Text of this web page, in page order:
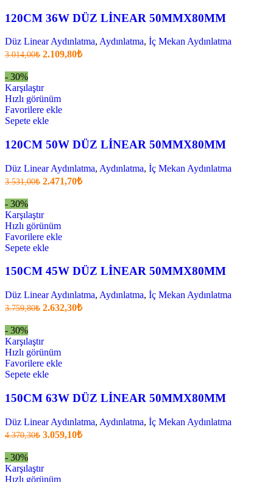
120CM 36W DÜZ LİNEAR 50MMX80MM
Düz Linear Aydınlatma, Aydınlatma, İç Mekan Aydınlatma
3.014,00₺ Orijinal
2.109,80₺Şu
- 30%
Karşılaştır
Hızlı görünüm
Favorilere ekle
Sepete ekle
120CM 50W DÜZ LİNEAR 50MMX80MM
Düz Linear Aydınlatma, Aydınlatma, İç Mekan Aydınlatma
3.531,00₺ Orijinal
2.471,70₺Şu
- 30%
Karşılaştır
Hızlı görünüm
Favorilere ekle
Sepete ekle
150CM 45W DÜZ LİNEAR 50MMX80MM
Düz Linear Aydınlatma, Aydınlatma, İç Mekan Aydınlatma
3.759,80₺ Orijinal
2.632,30₺Şu
- 30%
Karşılaştır
Hızlı görünüm
Favorilere ekle
Sepete ekle
150CM 63W DÜZ LİNEAR 50MMX80MM
Düz Linear Aydınlatma, Aydınlatma, İç Mekan Aydınlatma
4.370,30₺ Orijinal
3.059,10₺Şu
- 30%
Karşılaştır
Hızlı görünüm